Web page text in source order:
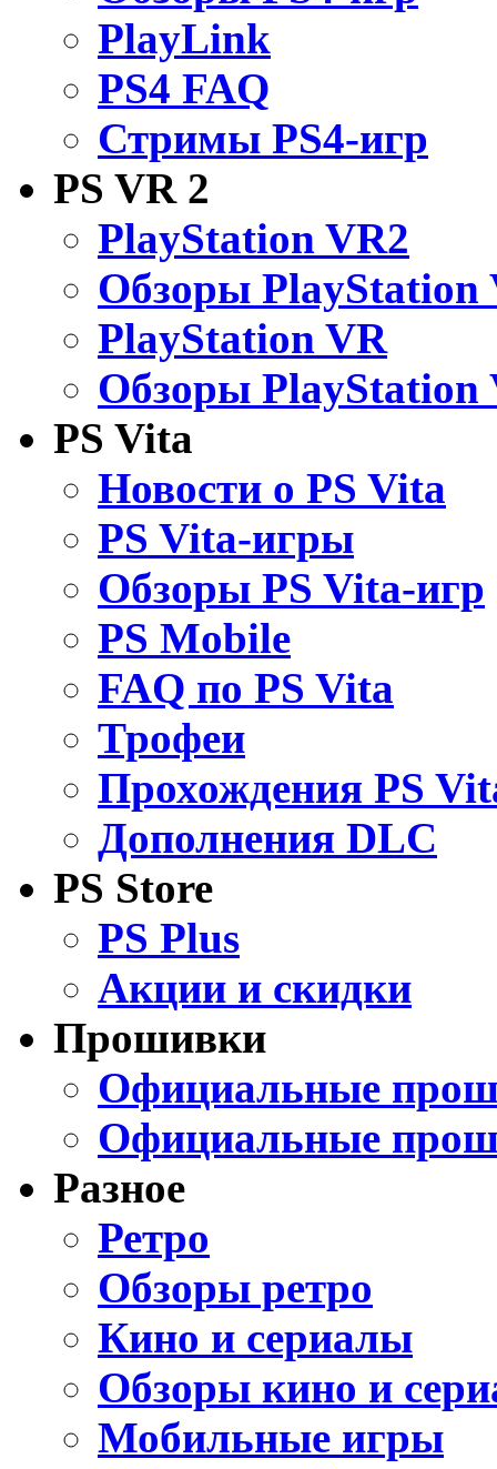
PlayLink
PS4 FAQ
Стримы PS4-игр
PS VR 2
PlayStation VR2
Обзоры PlayStation
PlayStation VR
Обзоры PlayStation
PS Vita
Новости о PS Vita
PS Vita-игры
Обзоры PS Vita-игр
PS Mobile
FAQ по PS Vita
Трофеи
Прохождения PS
Дополнения DLC
PS Store
PS Plus
Акции и скидки
Прошивки
Официальные
Официальные
Разное
Ретро
Обзоры ретро
Кино и сериалы
Обзоры кино и
Мобильные игры